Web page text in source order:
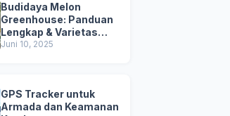
Budidaya Melon
Greenhouse: Panduan
Lengkap & Varietas
Unggul
Juni 10, 2025
GPS Tracker untuk
Armada dan Keamanan